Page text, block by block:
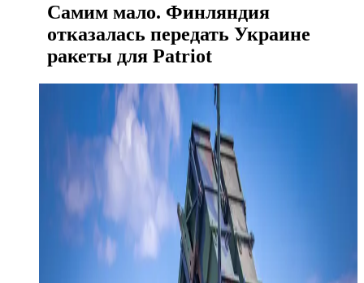
Самим мало. Финляндия
отказалась передать Украине
ракеты для Patriot